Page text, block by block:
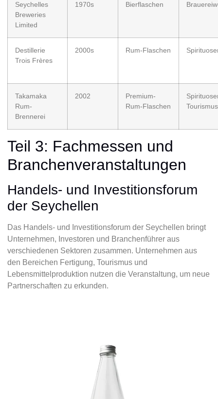
Seychelles
Breweries
Limited
1970s Bierflaschen
Destillerie
Trois Frères
2000s Rum-Flaschen
Takamaka
Rum-
Brennerei
2002
Premium-
Rum-Flaschen
Tourismus
Teil 3: Fachmessen und
Branchenveranstaltungen
Handels- und Investitionsforum
der Seychellen
Das Handels- und Investitionsforum der Seychellen bringt
Unternehmen, Investoren und Branchenführer aus
verschiedenen Sektoren zusammen. Unternehmen aus
den Bereichen Fertigung, Tourismus und
Lebensmittelproduktion nutzen die Veranstaltung, um neue
Partnerschaften zu erkunden.